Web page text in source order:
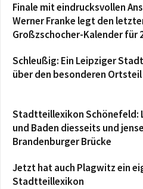
Finale mit eindrucksvollen
Werner Franke legt den
Großzschocher-Kalender für
Schleußig: Ein Leipziger
über den besonderen
Stadtteillexikon Schönefeld:
und Baden diesseits und
Brandenburger Brücke
Jetzt hat auch Plagwitz ein
Stadtteillexikon